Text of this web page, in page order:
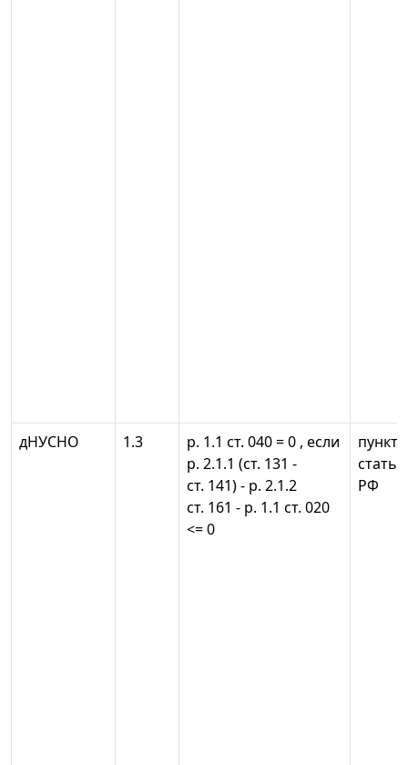
дНУСНО 1.3
р. 1.1 ст. 040 = 0 , если
р. 2.1.1 (ст. 131 -
ст. 141) - р. 2.1.2
ст. 161 - р. 1.1 ст. 020
<= 0
РФ